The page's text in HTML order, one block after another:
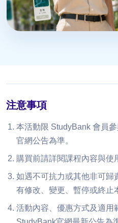
注意事項
本活動限 StudyBank 會員
官網公告為準。
購買前請詳閱課程內容與使
如遇不可抗力或其他非可歸
有修改、變更、暫停或終止
活動內容、優惠方式及適用